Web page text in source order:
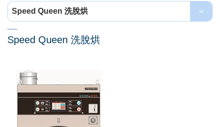
Speed Queen 洗脫烘
Speed Queen 洗脫烘